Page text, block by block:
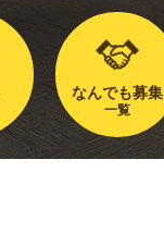
なんでも募集
一覧